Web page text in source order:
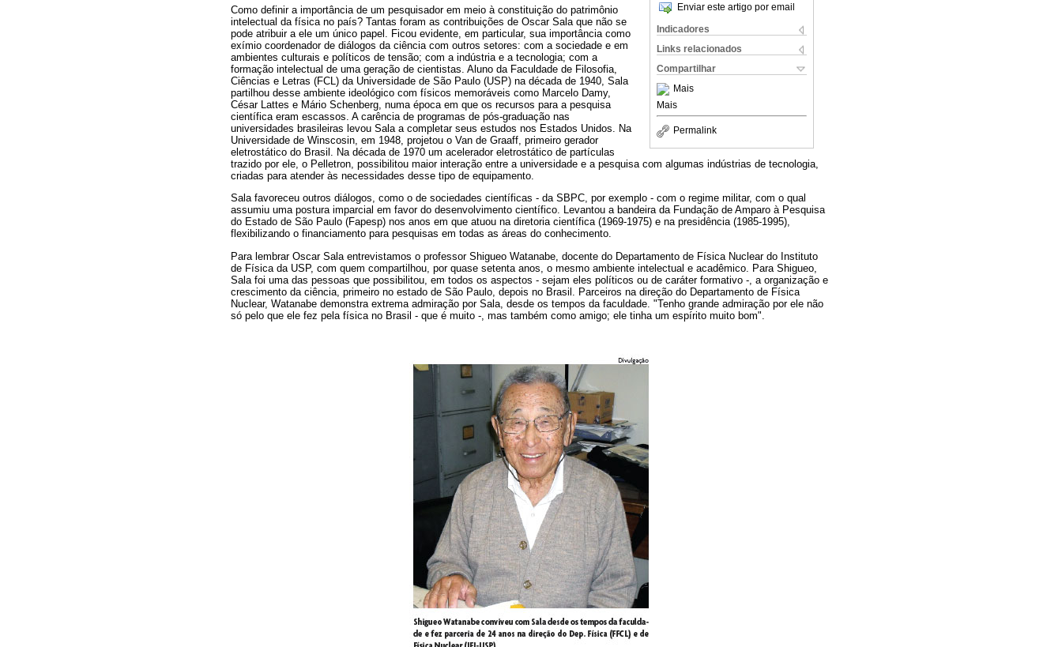
Enviar este artigo por email
Indicadores
Links relacionados
Compartilhar
Mais
Mais
Permalink
Como definir a importância de um pesquisador em meio à constituição do patrimônio
intelectual da física no país? Tantas foram as contribuições de Oscar Sala que não se
pode atribuir a ele um único papel. Ficou evidente, em particular, sua importância como
exímio coordenador de diálogos da ciência com outros setores: com a sociedade e em
ambientes culturais e políticos de tensão; com a indústria e a tecnologia; com a
formação intelectual de uma geração de cientistas. Aluno da Faculdade de Filosofia,
Ciências e Letras (FCL) da Universidade de São Paulo (USP) na década de 1940, Sala
partilhou desse ambiente ideológico com físicos memoráveis como Marcelo Damy,
César Lattes e Mário Schenberg, numa época em que os recursos para a pesquisa
científica eram escassos. A carência de programas de pós-graduação nas
universidades brasileiras levou Sala a completar seus estudos nos Estados Unidos. Na
Universidade de Winscosin, em 1948, projetou o Van de Graaff, primeiro gerador
eletrostático do Brasil. Na década de 1970 um acelerador eletrostático de partículas
trazido por ele, o Pelletron, possibilitou maior interação entre a universidade e a pesquisa com algumas indústrias de tecnologia,
criadas para atender às necessidades desse tipo de equipamento.
Sala favoreceu outros diálogos, como o de sociedades científicas - da SBPC, por exemplo - com o regime militar, com o qual
assumiu uma postura imparcial em favor do desenvolvimento científico. Levantou a bandeira da Fundação de Amparo à Pesquisa
do Estado de São Paulo (Fapesp) nos anos em que atuou na diretoria científica (1969-1975) e na presidência (1985-1995),
flexibilizando o financiamento para pesquisas em todas as áreas do conhecimento.
Para lembrar Oscar Sala entrevistamos o professor Shigueo Watanabe, docente do Departamento de Física Nuclear do Instituto
de Física da USP, com quem compartilhou, por quase setenta anos, o mesmo ambiente intelectual e acadêmico. Para Shigueo,
Sala foi uma das pessoas que possibilitou, em todos os aspectos - sejam eles políticos ou de caráter formativo -, a organização e
crescimento da ciência, primeiro no estado de São Paulo, depois no Brasil. Parceiros na direção do Departamento de Física
Nuclear, Watanabe demonstra extrema admiração por Sala, desde os tempos da faculdade. "Tenho grande admiração por ele não
só pelo que ele fez pela física no Brasil - que é muito -, mas também como amigo; ele tinha um espírito muito bom".